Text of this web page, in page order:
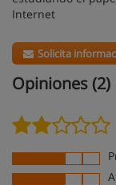
Internet
Solicita
Opiniones (2)